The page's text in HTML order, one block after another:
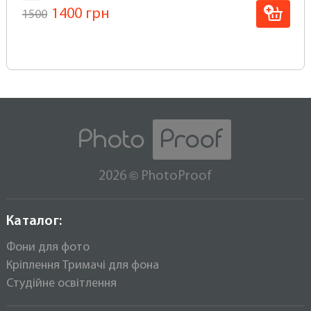
1500 1400 грн
2026© PhotoProof
Каталог:
Фони для фото
Кріплення Тримачі для фона
Студійне освітлення